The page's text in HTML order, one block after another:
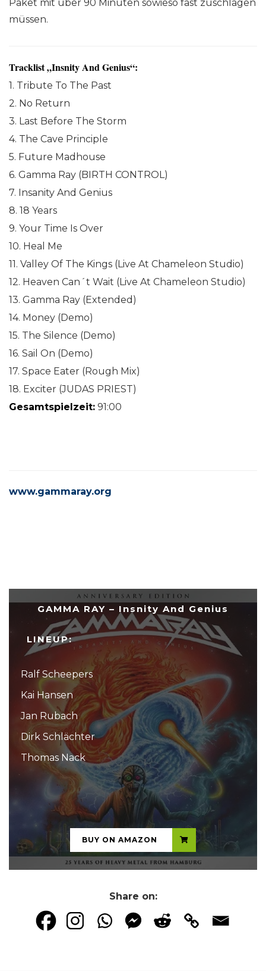
Paket mit über 90 Minuten sowieso fast zuschlagen
müssen.
Tracklist „Insnity And Genius“:
1. Tribute To The Past
2. No Return
3. Last Before The Storm
4. The Cave Principle
5. Future Madhouse
6. Gamma Ray (BIRTH CONTROL)
7. Insanity And Genius
8. 18 Years
9. Your Time Is Over
10. Heal Me
11. Valley Of The Kings (Live At Chameleon Studio)
12. Heaven Can´t Wait (Live At Chameleon Studio)
13. Gamma Ray (Extended)
14. Money (Demo)
15. The Silence (Demo)
16. Sail On (Demo)
17. Space Eater (Rough Mix)
18. Exciter (JUDAS PRIEST)
Gesamtspielzeit: 91:00
www.gammaray.org
GAMMA RAY – Insnity And Genius
LINEUP:
Ralf Scheepers
Kai Hansen
Jan Rubach
Dirk Schlächter
Thomas Nack
...
BUY ON AMAZON
Share on: